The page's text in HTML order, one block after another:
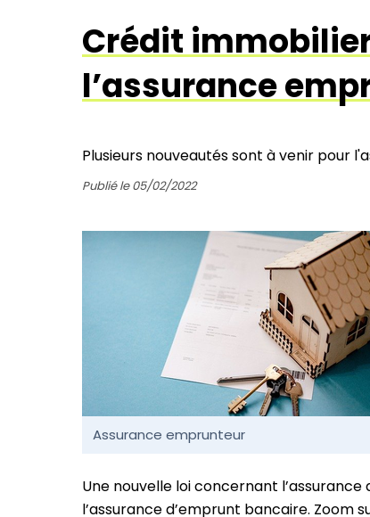
Crédit
l’assurance
Plusieurs nouveautés sont à venir pour
Publié le 05/02/2022
Assurance emprunteur
Une nouvelle loi concernant
l’assurance d’emprunt bancaire. Zoom